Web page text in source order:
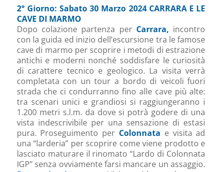
2° Giorno: Sabato 30 Marzo 2024 CARRARA E LE
CAVE DI MARMO
Dopo colazione partenza per Carrara, incontro
con la guida ed inizio dell’escursione tra le famose
cave di marmo per scoprire i metodi di estrazione
antichi e moderni nonché soddisfare le curiosità
di carattere tecnico e geologico. La visita verrà
completata con un tour a bordo di veicoli fuori
strada che ci condurranno fino alle cave più alte:
tra scenari unici e grandiosi si raggiungeranno i
1.200 metri s.l.m. da dove si potrà godere di una
vista indescrivibile per una sensazione di estasi
pura. Proseguimento per Colonnata e visita ad
una “larderia” per scoprire come viene prodotto e
lasciato maturare il rinomato “Lardo di Colonnata
IGP” senza ovviamente farsi mancare un assaggio.